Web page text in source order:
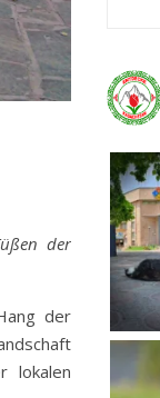
der
der
lokalen